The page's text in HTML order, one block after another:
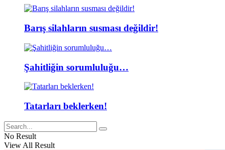
Barış silahların susması değildir!
Şahitliğin sorumluluğu…
Tatarları beklerken!
No Result
View All Result